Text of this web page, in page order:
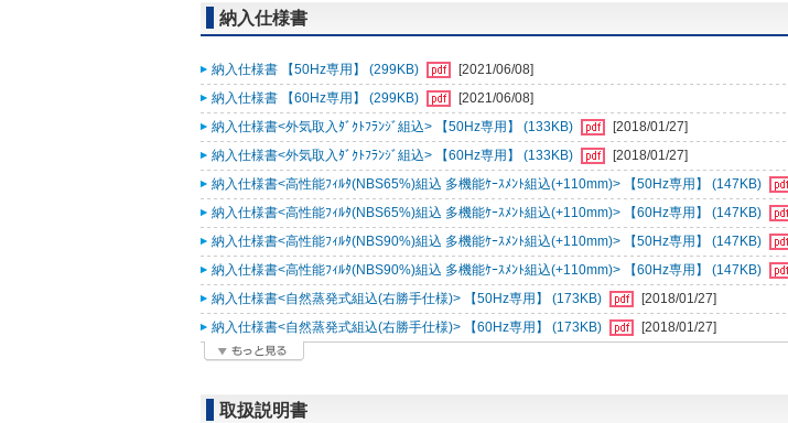
納入仕様書
納入仕様書 【50Hz専用】 (299KB)
[2021/06/08]
納入仕様書 【60Hz専用】 (299KB)
[2021/06/08]
納入仕様書<外気取入ﾀﾞｸﾄﾌﾗﾝｼﾞ組込> 【50Hz専用】 (133KB)
[2018/01/27]
納入仕様書<外気取入ﾀﾞｸﾄﾌﾗﾝｼﾞ組込> 【60Hz専用】 (133KB)
[2018/01/27]
納入仕様書<高性能ﾌｨﾙﾀ(NBS65%)組込 多機能ｹｰｽﾒﾝﾄ組込(+110mm)> 【50Hz専用】 (147KB)
納入仕様書<高性能ﾌｨﾙﾀ(NBS65%)組込 多機能ｹｰｽﾒﾝﾄ組込(+110mm)> 【60Hz専用】 (147KB)
納入仕様書<高性能ﾌｨﾙﾀ(NBS90%)組込 多機能ｹｰｽﾒﾝﾄ組込(+110mm)> 【50Hz専用】 (147KB)
納入仕様書<高性能ﾌｨﾙﾀ(NBS90%)組込 多機能ｹｰｽﾒﾝﾄ組込(+110mm)> 【60Hz専用】 (147KB)
納入仕様書<自然蒸発式組込(右勝手仕様)> 【50Hz専用】 (173KB)
[2018/01/27]
納入仕様書<自然蒸発式組込(右勝手仕様)> 【60Hz専用】 (173KB)
[2018/01/27]
取扱説明書